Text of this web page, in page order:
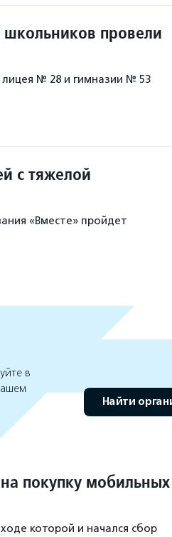
школьников провели
лицея № 28 и гимназии № 53
с тяжелой
«Вместе» пройдет
в
Найти
покупку мобильных
которой и начался сбор